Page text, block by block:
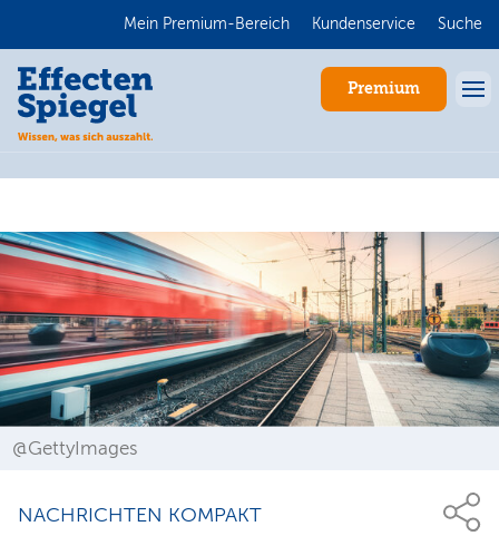
Mein Premium-Bereich Kundenservice Suche
Premium
@GettyImages
NACHRICHTEN KOMPAKT
Anmelden